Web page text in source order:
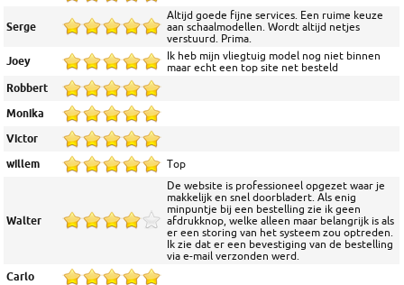
Serge
Altijd goede fijne services. Een ruime keuze
aan schaalmodellen. Wordt altijd netjes
verstuurd. Prima.
Joey
Ik heb mijn vliegtuig model nog niet binnen
maar echt een top site net besteld
Robbert
Monika
Victor
willem Top
Walter
De website is professioneel opgezet waar je
makkelijk en snel doorbladert. Als enig
minpuntje bij een bestelling zie ik geen
afdrukknop, welke alleen maar belangrijk is als
er een storing van het systeem zou optreden.
Ik zie dat er een bevestiging van de bestelling
via e-mail verzonden werd.
Carlo